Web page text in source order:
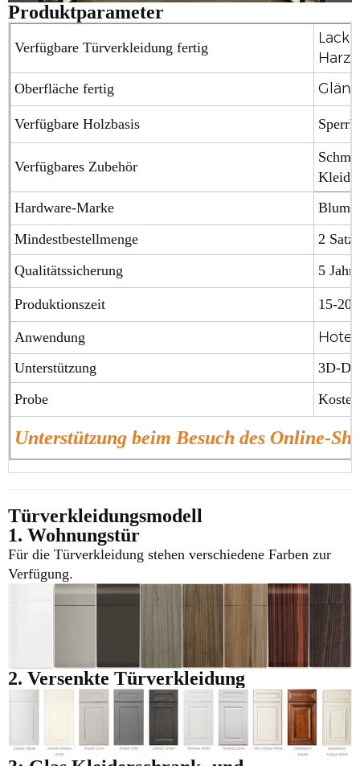
Produktparameter
Verfügbare Türverkleidung fertig
Oberfläche fertig
Verfügbare Holzbasis
Verfügbares Zubehör
Hardware-Marke
Blum
Mindestbestellmenge
2 Satz
Qualitätssicherung
5 Jahre
Produktionszeit 15-20
Anwendung
Unterstützung
3D-
Probe
Unterstützung beim Besuch des Online-
Türverkleidungsmodell
1. Wohnungstür
Für die Türverkleidung stehen verschiedene Farben zur
Verfügung.
2. Versenkte Türverkleidung